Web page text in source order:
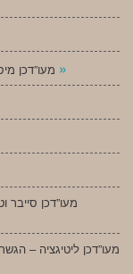
»
מעו”דכן סייבר
מעו”דכן ליטיגציה –